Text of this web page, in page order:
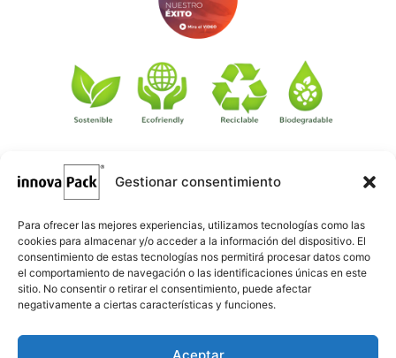
Gestionar consentimiento
Para ofrecer las mejores experiencias, utilizamos tecnologías como las
cookies para almacenar y/o acceder a la información del dispositivo. El
consentimiento de estas tecnologías nos permitirá procesar datos como
el comportamiento de navegación o las identificaciones únicas en este
sitio. No consentir o retirar el consentimiento, puede afectar
negativamente a ciertas características y funciones.
Aceptar
©·Créditos: Redacción: Innovapack · Diseño e implementación
web: Manel Caparrós · Servidores y publicación:
Contenido blog: conten.blog